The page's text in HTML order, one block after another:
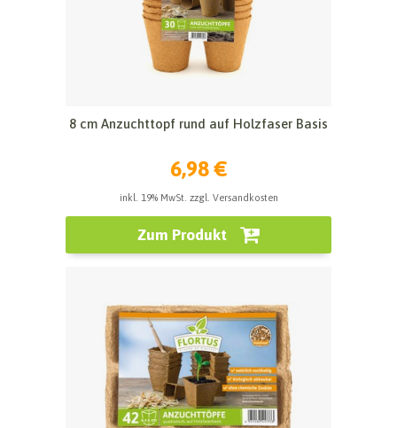
8 cm Anzuchttopf rund auf Holzfaser Basis
6,98 €
inkl. 19% MwSt. zzgl. Versandkosten
Zum Produkt